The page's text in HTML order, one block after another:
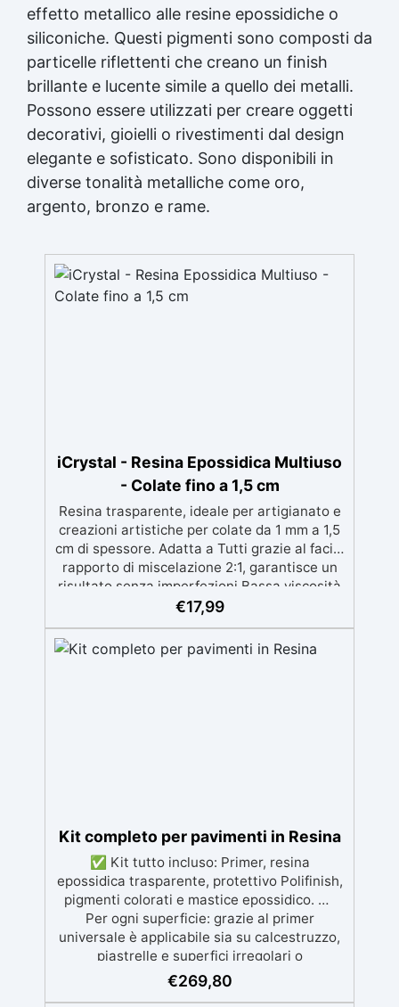
effetto metallico alle resine epossidiche o
siliconiche. Questi pigmenti sono composti da
particelle riflettenti che creano un finish
brillante e lucente simile a quello dei metalli.
Possono essere utilizzati per creare oggetti
decorativi, gioielli o rivestimenti dal design
elegante e sofisticato. Sono disponibili in
diverse tonalità metalliche come oro,
argento, bronzo e rame.
iCrystal - Resina Epossidica Multiuso
- Colate fino a 1,5 cm
Resina trasparente, ideale per artigianato e
creazioni artistiche per colate da 1 mm a 1,5
cm di spessore. Adatta a Tutti grazie al facile
rapporto di miscelazione 2:1, garantisce un
risultato senza imperfezioni Bassa viscosità
per colate senza bolle, compatibile con
materiali. Certificata post-catalisi atossica e
sicura per il contatto con la pelle, Bpa Free e
€17,99
Kit completo per pavimenti in Resina
✅ Kit tutto incluso: Primer, resina
epossidica trasparente, protettivo Polifinish,
pigmenti colorati e mastice epossidico. ✅
Per ogni superficie: grazie al primer
universale è applicabile sia su calcestruzzo,
piastrelle e superfici irregolari o
danneggiate. ✅ Facile da applicare: Video
Guida completa inclusa, 3 semplici passaggi,
€269,80